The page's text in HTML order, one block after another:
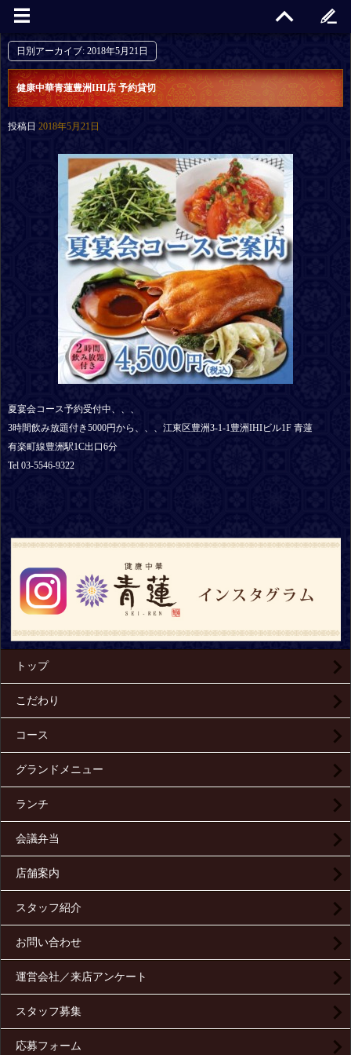
日別アーカイブ: 2018年5月21日
健康中華青蓮豊洲IHI店 予約貸切
投稿日 2018年5月21日
夏宴会コース予約受付中、、、
3時間飲み放題付き5000円から、、、江東区豊洲3-1-1豊洲IHIビル1F 青蓮
有楽町線豊洲駅1C出口6分
Tel 03-5546-9322
トップ
こだわり
コース
グランドメニュー
ランチ
会議弁当
店舗案内
スタッフ紹介
お問い合わせ
運営会社／来店アンケート
スタッフ募集
応募フォーム